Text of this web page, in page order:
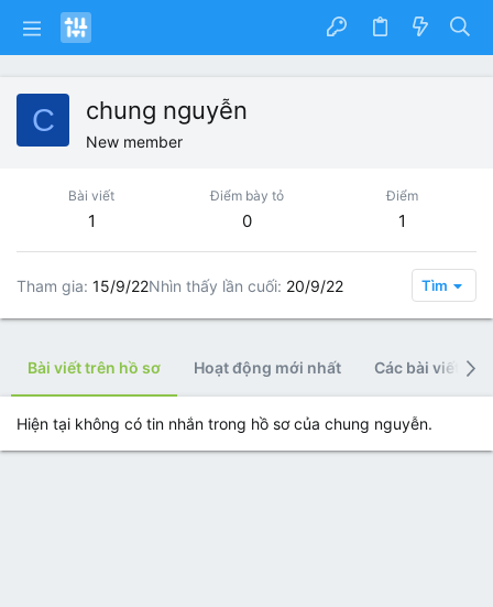
C chung nguyễn
New member
Bài viết
1
Điểm bày tỏ
0
Điểm
1
Tham gia 15/9/22Nhìn thấy lần cuối 20/9/22 Tìm
Bài viết trên hồ sơ Hoạt động mới nhất Các bài viết
Hiện tại không có tin nhắn trong hồ sơ của chung nguyễn.